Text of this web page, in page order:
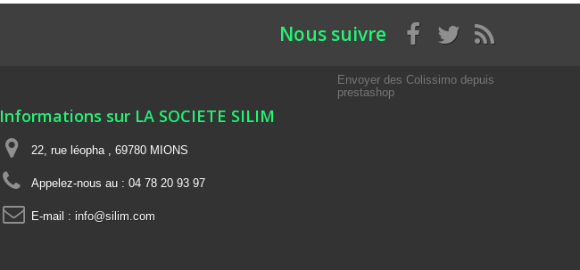
Nous suivre
Informations sur LA SOCIETE SILIM
22, rue léopha , 69780 MIONS
Appelez-nous au : 04 78 20 93 97
E-mail : info@silim.com
Envoyer des Colissimo depuis
prestashop